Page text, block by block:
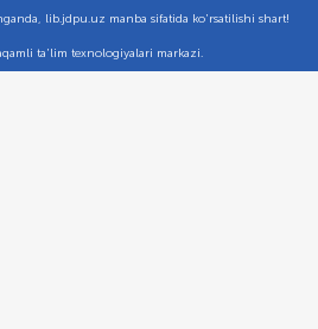
lib.jdpu.uz manba sifatida ko'rsatilishi shart!
ta'lim texnologiyalari markazi.